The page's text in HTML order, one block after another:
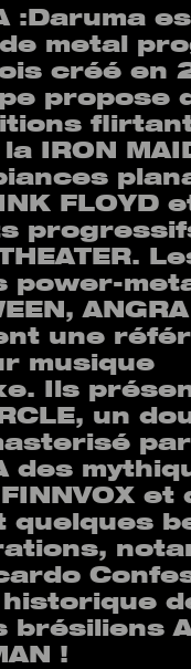
:Daruma
metal
créé en
propose
IRON
FLOYD
power-
une
musique
Ils
un
des
et
quelques
brésiliens
!